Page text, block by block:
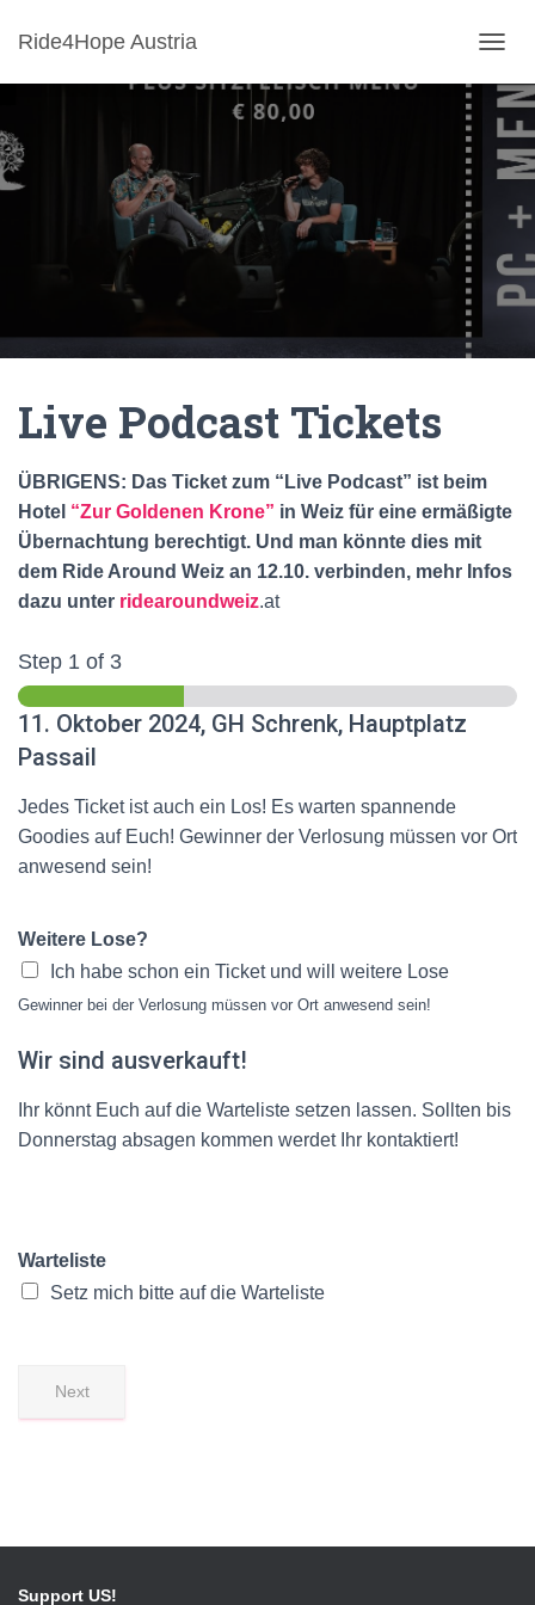
Ride4Hope Austria
A
V
G
A
N
U
M
C
Live Podcast Tickets
ÜBRIGENS: Das Ticket zum “Live Podcast” ist beim
Hotel “Zur Goldenen Krone” in Weiz für eine ermäßigte
Übernachtung berechtigt. Und man könnte dies mit
dem Ride Around Weiz an 12.10. verbinden, mehr Infos
dazu unter ridearoundweiz.at
Step 1 of 3
11. Oktober 2024, GH Schrenk, Hauptplatz
Passail
Jedes Ticket ist auch ein Los! Es warten spannende
Goodies auf Euch! Gewinner der Verlosung müssen vor Ort
anwesend sein!
Weitere Lose?
Ich habe schon ein Ticket und will weitere Lose
Gewinner bei der Verlosung müssen vor Ort anwesend sein!
Wir sind ausverkauft!
Ihr könnt Euch auf die Warteliste setzen lassen. Sollten bis
Donnerstag absagen kommen werdet Ihr kontaktiert!
Warteliste
Setz mich bitte auf die Warteliste
Next
Support US!